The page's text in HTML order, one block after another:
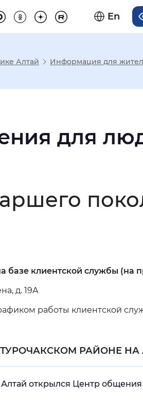
En
Выключены
Алтай Информация для
для
базе клиентской службы
д. 19А
работы клиентской
РАЙОНЕ НА
открылся Центр